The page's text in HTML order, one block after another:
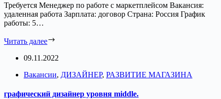
Требуется Менеджер по работе с маркетплейсом Вакансия:
удаленная работа Зарплата: договор Страна: Россия График
работы: 5…
Читать далее
09.11.2022
Вакансии, ДИЗАЙНЕР, РАЗВИТИЕ МАГАЗИНА
графический дизайнер уровня middle.